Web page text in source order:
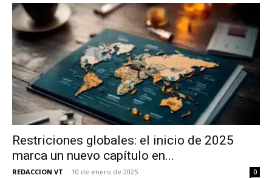
Restriciones globales: el inicio de 2025
marca un nuevo capítulo en...
REDACCION VT - 10 de enero de 2025 0